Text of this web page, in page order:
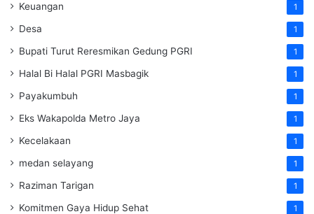
Keuangan 1
Desa 1
Bupati Turut Reresmikan Gedung PGRI 1
Halal Bi Halal PGRI Masbagik 1
Payakumbuh 1
Eks Wakapolda Metro Jaya 1
Kecelakaan 1
medan selayang 1
Raziman Tarigan 1
Komitmen Gaya Hidup Sehat 1